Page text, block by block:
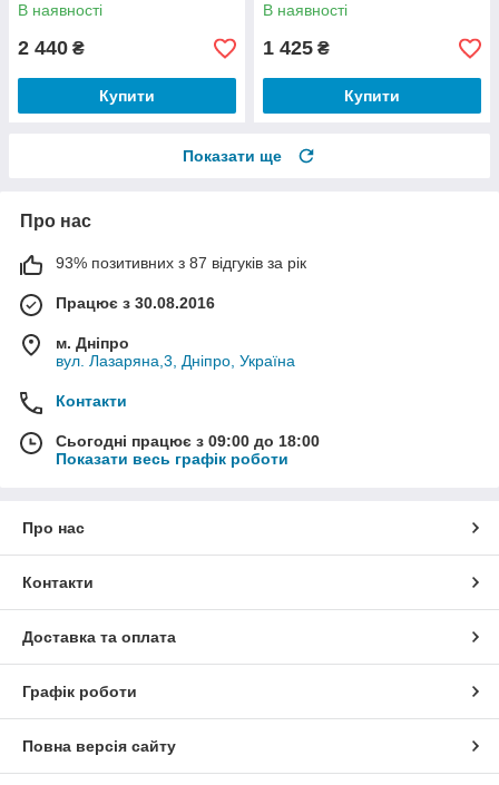
В наявності
2 440 ₴
Купити
В наявності
1 425 ₴
Купити
Показати ще
Про нас
93% позитивних з 87 відгуків за рік
Працює з 30.08.2016
м. Дніпро
вул. Лазаряна,3, Дніпро, Україна
Контакти
Сьогодні працює з 09:00 до 18:00
Показати весь графік роботи
Про нас
Контакти
Доставка та оплата
Графік роботи
Повна версія сайту